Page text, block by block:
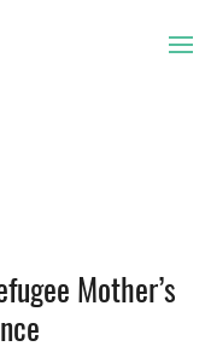
Mother’s